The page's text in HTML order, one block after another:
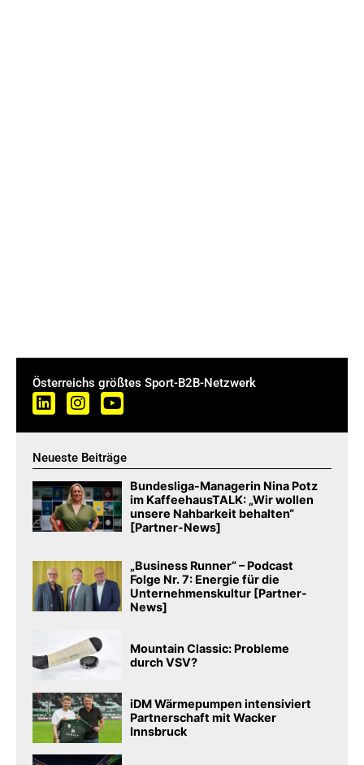
Österreichs größtes Sport-B2B-Netzwerk
Neueste Beiträge
Bundesliga-Managerin Nina Potz
im KaffeehausTALK: „Wir wollen
unsere Nahbarkeit behalten“
[Partner-News]
„Business Runner“ – Podcast
Folge Nr. 7: Energie für die
Unternehmenskultur [Partner-
News]
Mountain Classic: Probleme
durch VSV?
iDM Wärmepumpen intensiviert
Partnerschaft mit Wacker
Innsbruck